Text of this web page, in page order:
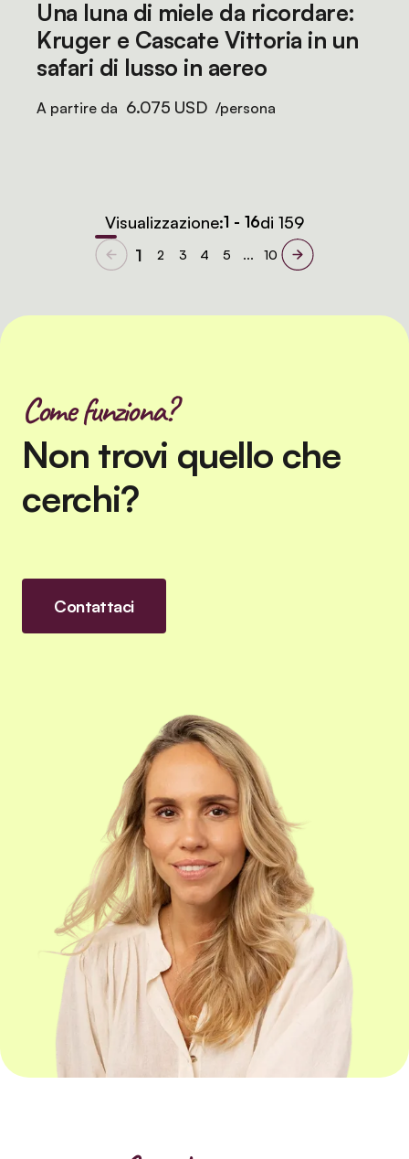
Una luna di miele da ricordare:
Kruger e Cascate Vittoria in un
safari di lusso in aereo
A partire da 6.075 USD /persona
Visualizzazione:1 - 16di 159
1
2 3 4 5 ... 10
Come funziona?
Non trovi quello che
cerchi?
Contattaci